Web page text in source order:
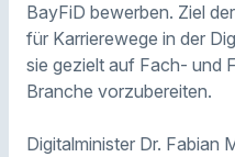
BayFiD bewerben. Ziel
für Karrierewege in der
sie gezielt auf Fach- und
Branche vorzubereiten.
Digitalminister Dr. Fabian